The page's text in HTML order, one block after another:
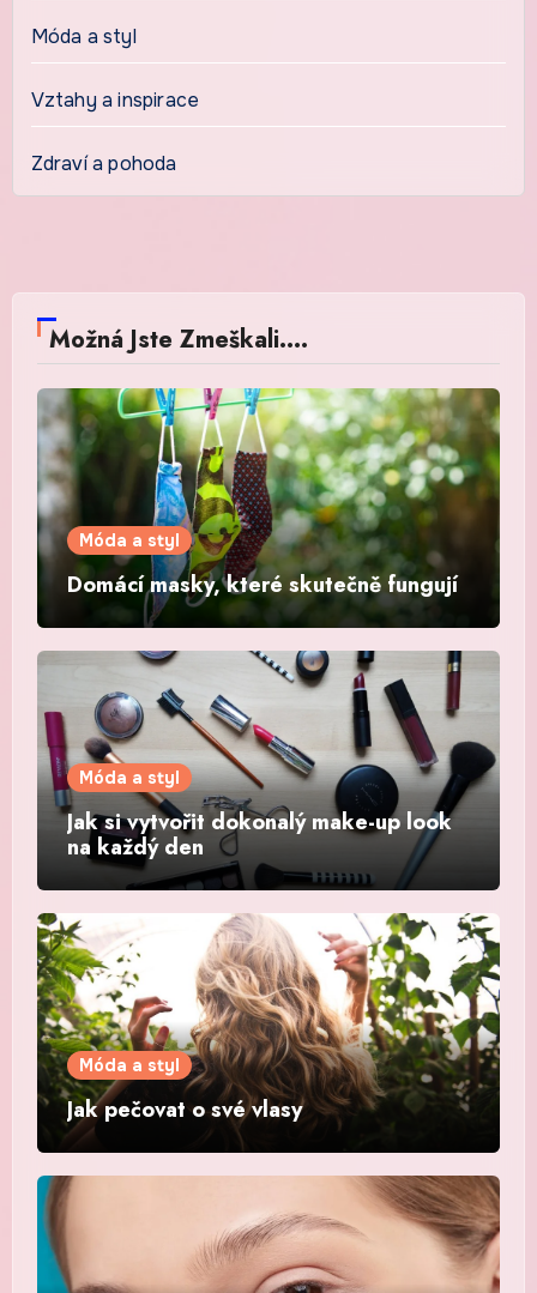
Móda a styl
Vztahy a inspirace
Zdraví a pohoda
Možná Jste Zmeškali....
Móda a styl
Domácí masky, které skutečně fungují
Móda a styl
Jak si vytvořit dokonalý make-up look
na každý den
Móda a styl
Jak pečovat o své vlasy